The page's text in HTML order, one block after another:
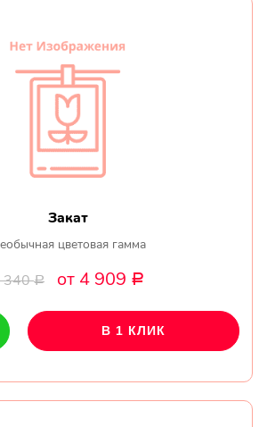
Закат
цветовая гамма
340Р от 4 909 Р
В 1 КЛИК